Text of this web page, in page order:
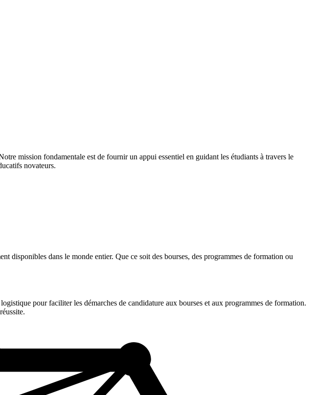
mission fondamentale est de fournir un appui essentiel en guidant les étudiants à travers le
novateurs.
disponibles dans le monde entier. Que ce soit des bourses, des programmes de formation ou
pour faciliter les démarches de candidature aux bourses et aux programmes de formation.